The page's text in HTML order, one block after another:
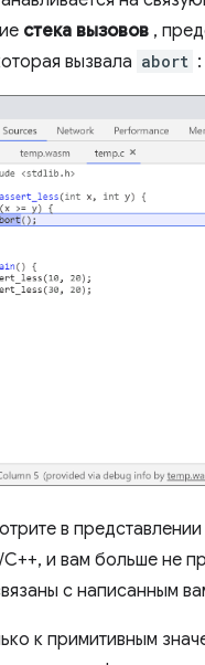
стека вызовов ,
вызвала abort :
в представлении
и вам больше не
с написанным
к примитивным